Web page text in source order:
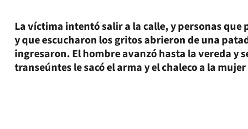
La víctima intentó salir a la calle, y personas
y que escucharon los gritos abrieron de una
ingresaron. El hombre avanzó hasta la vereda y
transeúntes le sacó el arma y el chaleco a la